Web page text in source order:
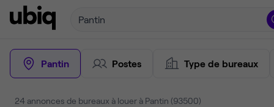
Pantin
Pantin Postes Type de bureaux
24 annonces de bureaux à louer à Pantin (93500)